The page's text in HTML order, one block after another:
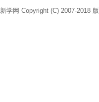
新学网 Copyright (C) 2007-2018